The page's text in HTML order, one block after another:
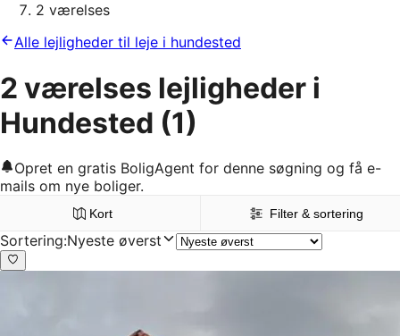
2 værelses
Alle lejligheder til leje i hundested
2 værelses lejligheder i
Hundested (1)
Opret en gratis BoligAgent for denne søgning og få e-
mails om nye boliger.
Kort Filter & sortering
Sortering:Nyeste øverst